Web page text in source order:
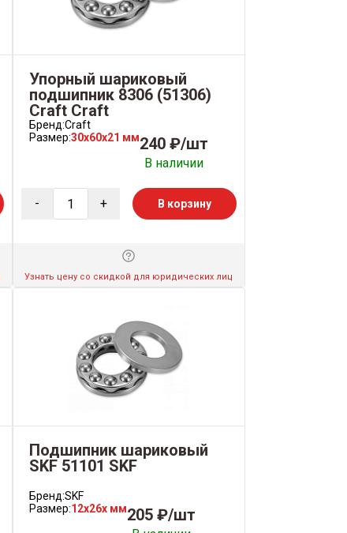
Упорный шариковый
подшипник 8306 (51306)
Craft Craft
Бренд:Craft
Размер:30x60x21 мм240 ₽/шт
В наличии
- + В корзину
Узнать цену со скидкой для юридических лиц
Подшипник шариковый
SKF 51101 SKF
Бренд:SKF
Размер:12x26x мм205 ₽/шт